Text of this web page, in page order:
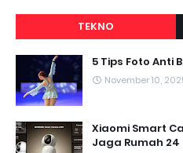
TEKNO
5 Tips Foto Anti
November 10,
Xiaomi Smart
Jaga Rumah